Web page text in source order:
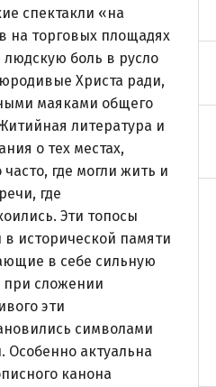
спектакли «на
на торговых площадях
боль в русло
Христа ради,
маяками общего
литература и
о тех местах,
где могли жить и
где
Эти топосы
исторической памяти
в себе сильную
сложении
эти
символами
Особенно актуальна
канона